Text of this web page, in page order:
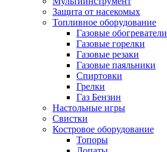
Защита от насекомых
Топливное оборудование
Газовые обогреватели
Газовые горелки
Газовые резаки
Газовые паяльники
Спиртовки
Грелки
Газ Бензин
Настольные игры
Свистки
Костровое оборудование
Топоры